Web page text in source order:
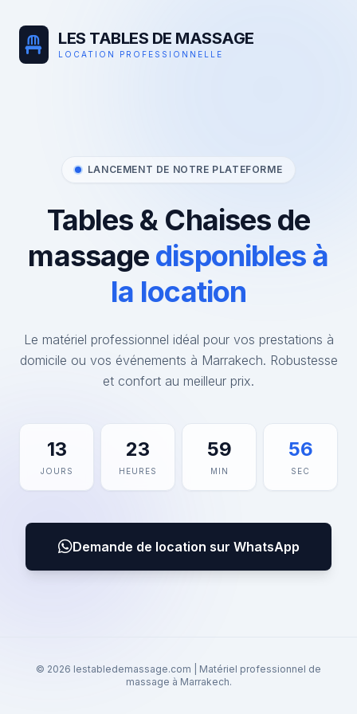
LES TABLES DE MASSAGE
LOCATION PROFESSIONNELLE
LANCEMENT DE NOTRE PLATEFORME
Tables & Chaises de
massage disponibles à
la location
Le matériel professionnel idéal pour vos prestations à
domicile ou vos événements à Marrakech. Robustesse
et confort au meilleur prix.
13
JOURS
23
HEURES
59
MIN
56
SEC
Demande de location sur WhatsApp
© 2026 lestabledemassage.com | Matériel professionnel de
massage à Marrakech.